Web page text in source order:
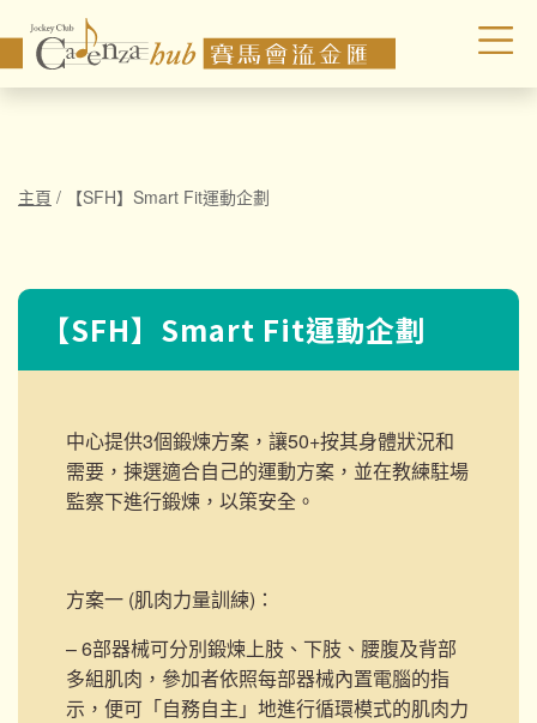
主頁 / 【SFH】Smart Fit運動企劃
【SFH】Smart Fit運動企劃
中心提供3個鍛煉方案，讓50+按其身體狀況和
需要，揀選適合自己的運動方案，並在教練駐場
監察下進行鍛煉，以策安全。
方案一 (肌肉力量訓練) ：
– 6部器械可分別鍛煉上肢、下肢、腰腹及背部
多組肌肉，參加者依照每部器械內置電腦的指
示，便可「自務自主」地進行循環模式的肌肉力